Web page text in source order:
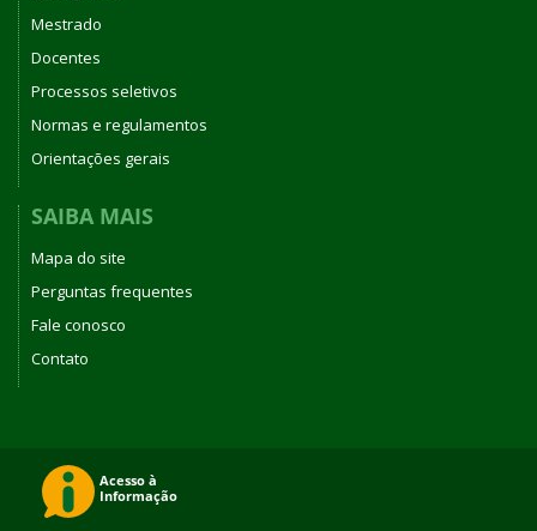
Mestrado
Docentes
Processos seletivos
Normas e regulamentos
Orientações gerais
SAIBA MAIS
Mapa do site
Perguntas frequentes
Fale conosco
Contato